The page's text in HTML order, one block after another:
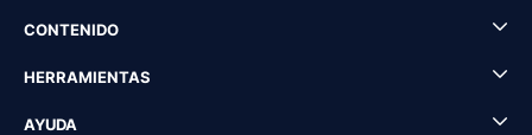
CONTENIDO
HERRAMIENTAS
AYUDA